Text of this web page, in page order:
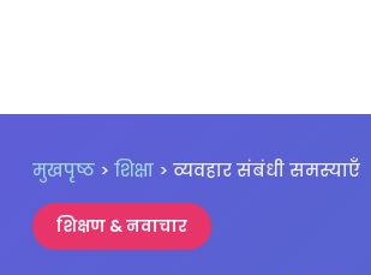
मुखपृष्ठ > शिक्षा > व्यवहार संबंधी समस्याएँ
शिक्षण & नवाचार